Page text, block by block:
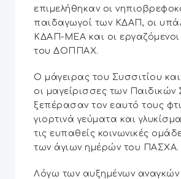
επιμελήθηκαν οι
παιδαγωγοί των ΚΔΑΠ, οι
ΚΔΑΠ-ΜΕΑ και οι
του ΔΟΠΠΑΧ.
Ο μάγειρας του Συσσιτίου και
οι μαγείρισσες των
ξεπέρασαν τον εαυτό τους
γιορτινά γεύματα και
τις ευπαθείς κοινωνικές
των άγιων ημέρών του ΠΑΣΧΑ.
Λόγω των αυξημένων αναγκών